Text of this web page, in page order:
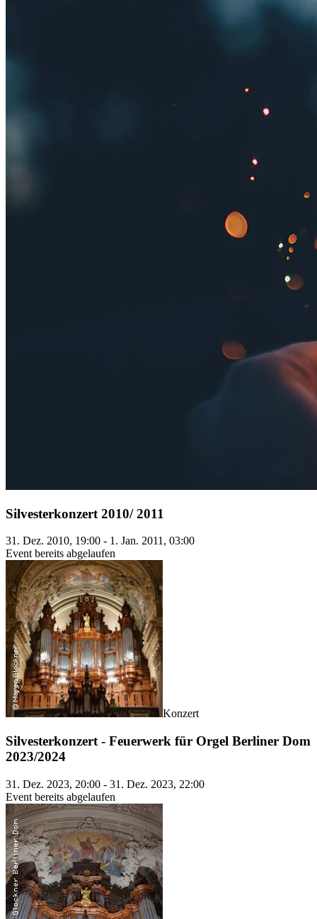
Silvesterkonzert 2010/ 2011
31. Dez. 2010, 19:00 - 1. Jan. 2011, 03:00
Event bereits abgelaufen
Konzert
Silvesterkonzert - Feuerwerk für Orgel Berliner Dom
2023/2024
31. Dez. 2023, 20:00 - 31. Dez. 2023, 22:00
Event bereits abgelaufen